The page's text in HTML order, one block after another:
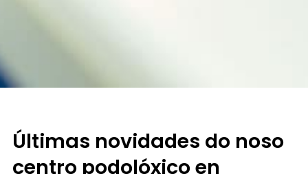
Últimas novidades do noso
centro podolóxico en